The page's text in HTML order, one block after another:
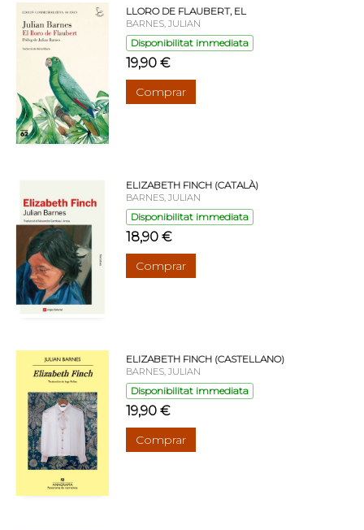
LLORO DE FLAUBERT, EL
BARNES, JULIAN
Disponibilitat immediata
19,90 €
Comprar
ELIZABETH FINCH (CATALÀ)
BARNES, JULIAN
Disponibilitat immediata
18,90 €
Comprar
ELIZABETH FINCH (CASTELLANO)
BARNES, JULIAN
Disponibilitat immediata
19,90 €
Comprar